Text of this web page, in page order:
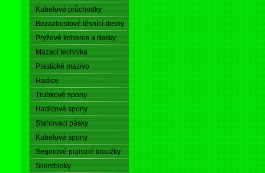
Kabelové průchodky
Bezazbestové těsnící desky
Pryžové koberce a desky
Mazací technika
Plastické mazivo
Hadice
Trubkové spony
Hadicové spony
Stahovací pásky
Kabelové spony
Segerové pojistné kroužky
Silentbloky